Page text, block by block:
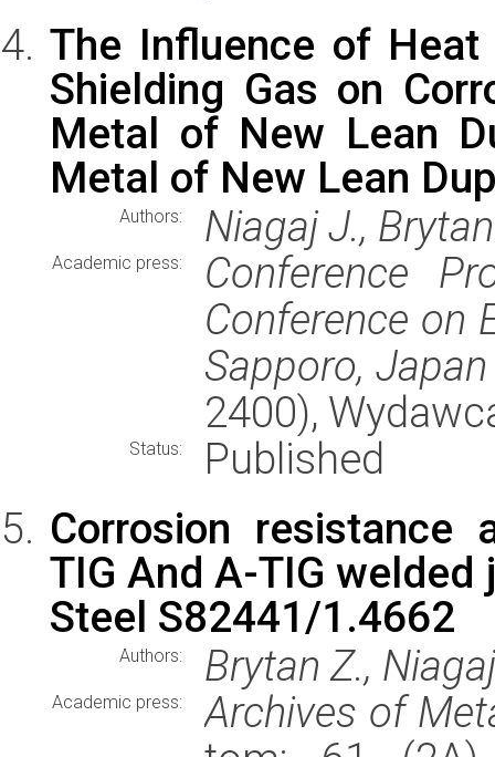
The Influence of
Shielding Gas on
Metal of New Lean
Metal of New Lean
Authors: Niagaj J.,
Academic press:
Conference
Conference on
Sapporo, Japan
2400),
Status:
Published
Corrosion resistance
TIG And A-TIG
Steel S82441/1.4662
Authors: Brytan Z.,
Academic press:
Archives of